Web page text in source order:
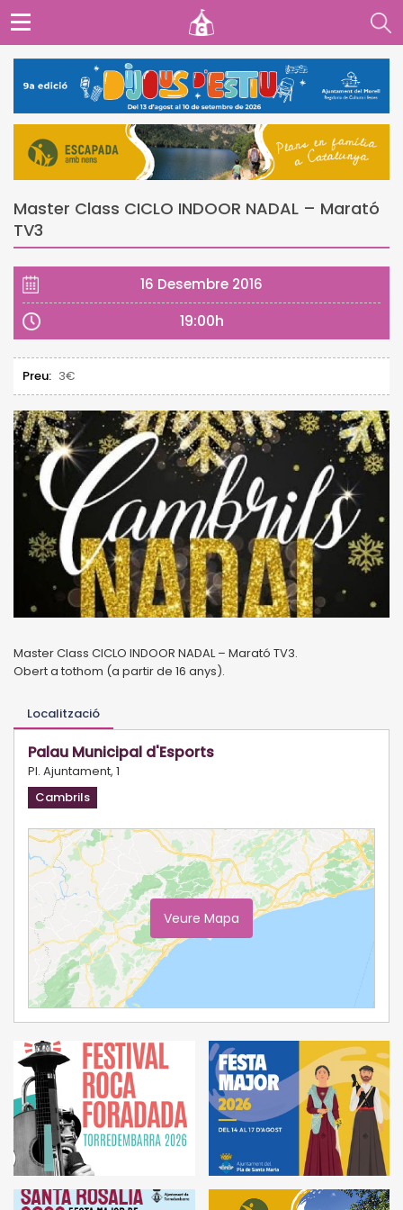
Master Class CICLO INDOOR NADAL – Marató
TV3
16 Desembre 2016
19:00h
Preu: 3€
Master Class CICLO INDOOR NADAL – Marató TV3.
Obert a tothom (a partir de 16 anys).
Localització
Palau Municipal d'Esports
Pl. Ajuntament, 1
Cambrils
Veure Mapa